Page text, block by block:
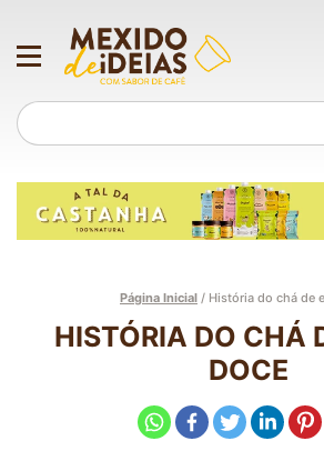
Página Inicial / História do chá de
HISTÓRIA DO CHÁ
DOCE